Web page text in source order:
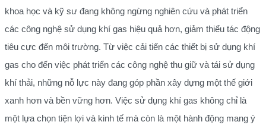
khoa học và kỹ sư đang không ngừng nghiên cứu và phát triển
các công nghệ sử dụng khí gas hiệu quả hơn, giảm thiểu tác động
tiêu cực đến môi trường. Từ việc cải tiến các thiết bị sử dụng khí
gas cho đến việc phát triển các công nghệ thu giữ và tái sử dụng
khí thải, những nỗ lực này đang góp phần xây dựng một thế giới
xanh hơn và bền vững hơn. Việc sử dụng khí gas không chỉ là
một lựa chọn tiện lợi và kinh tế mà còn là một hành động mang ý